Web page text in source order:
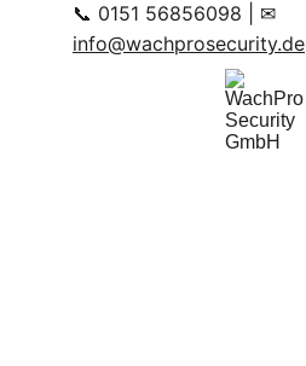
📞 0151 56856098 | ✉
info@wachprosecurity.de